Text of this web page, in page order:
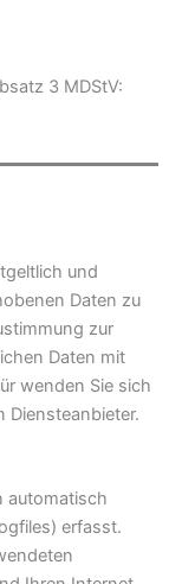
3 MDStV:
und
Daten zu
zur
Daten mit
wenden Sie sich
Diensteanbieter.
automatisch
erfasst.